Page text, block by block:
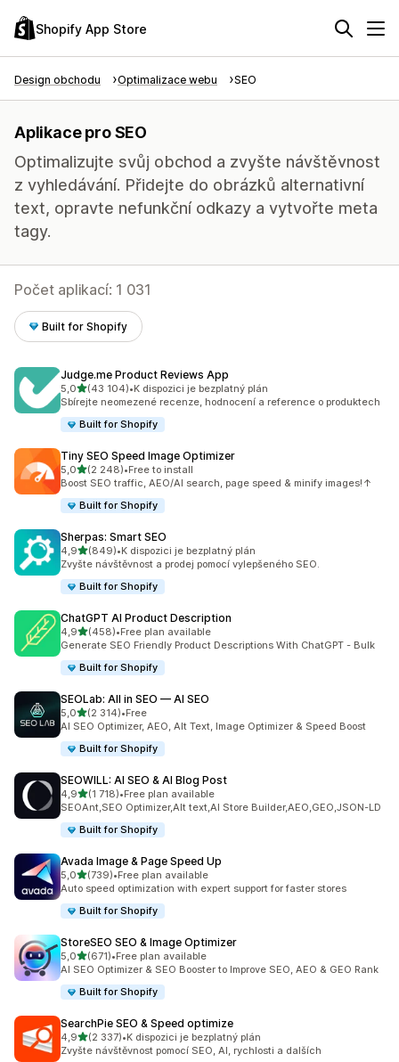
Shopify App Store
Design obchodu Optimalizace webu SEO
Aplikace pro SEO
Optimalizujte svůj obchod a zvyšte návštěvnost
z vyhledávání. Přidejte do obrázků alternativní
text, opravte nefunkční odkazy a vytvořte meta
tagy.
Počet aplikací: 1 031
Built for Shopify
Judge.me Product Reviews App
5,0z 5 hvězd
(43 104)
Celkový počet recenzí: 43104
•K dispozici je bezplatný plán
Sbírejte neomezené recenze, hodnocení a reference o produktech
Built for Shopify
Tiny SEO Speed Image Optimizer
5,0z 5 hvězd
(2 248)
Celkový počet recenzí: 2248
•Free to install
Boost SEO traffic, AEO/AI search, page speed & minify images!↑
Built for Shopify
Sherpas: Smart SEO
4,9z 5 hvězd
(849)
Celkový počet recenzí: 849
•K dispozici je bezplatný plán
Zvyšte návštěvnost a prodej pomocí vylepšeného SEO.
Built for Shopify
ChatGPT AI Product Description
4,9z 5 hvězd
(458)
Celkový počet recenzí: 458
•Free plan available
Generate SEO Friendly Product Descriptions With ChatGPT - Bulk
Built for Shopify
SEOLab: All in SEO — AI SEO
5,0z 5 hvězd
(2 314)
Celkový počet recenzí: 2314
•Free
AI SEO Optimizer, AEO, Alt Text, Image Optimizer & Speed Boost
Built for Shopify
SEOWILL: AI SEO & AI Blog Post
4,9z 5 hvězd
(1 718)
Celkový počet recenzí: 1718
•Free plan available
SEOAnt,SEO Optimizer,Alt text,AI Store Builder,AEO,GEO,JSON-LD
Built for Shopify
Avada Image & Page Speed Up
5,0z 5 hvězd
(739)
Celkový počet recenzí: 739
•Free plan available
Auto speed optimization with expert support for faster stores
Built for Shopify
StoreSEO SEO & Image Optimizer
5,0z 5 hvězd
(671)
Celkový počet recenzí: 671
•Free plan available
AI SEO Optimizer & SEO Booster to Improve SEO, AEO & GEO Rank
Built for Shopify
SearchPie SEO & Speed optimize
4,9z 5 hvězd
(2 337)
Celkový počet recenzí: 2337
•K dispozici je bezplatný plán
Zvyšte návštěvnost pomocí SEO, AI, rychlosti a dalších